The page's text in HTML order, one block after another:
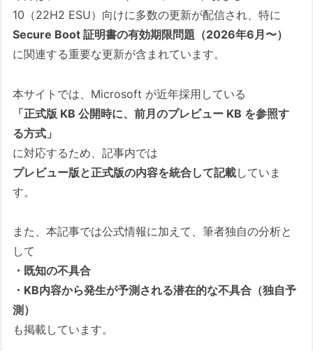
害
■ セキュリティーに関する情報
2.2. Windows 11 Version 24H2
2026-05 Cumulative Update for
Windows 10 Version 22H2 for x64-
■ 今回の更新の重要ポイント
■ 一時的な回避策（企業向け）
まとめ
(KB890830)
10（22H2 ESU）向けに多数の更新が配信され、特に
Secure Boot 証明書の有効期限問題（2026年6月〜）
に関連する重要な更新が含まれています。
本サイトでは、Microsoft が近年採用している
「正式版 KB 公開時に、前月のプレビュー KB を参照す
る方式」
に対応するため、記事内では
プレビュー版と正式版の内容を統合して記載していま
す。
また、本記事では公式情報に加えて、筆者独自の分析と
して
・既知の不具合
・KB内容から発生が予測される潜在的な不具合（独自予
測）
も掲載しています。